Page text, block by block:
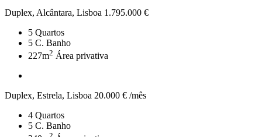
Duplex, Alcântara, Lisboa 1.795.000 €
5 Quartos
5 C. Banho
227m2 Área privativa
Duplex, Estrela, Lisboa 20.000 € /mês
4 Quartos
5 C. Banho